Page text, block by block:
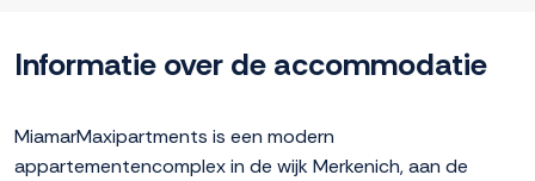
Informatie over de accommodatie
MiamarMaxipartments is een modern
appartementencomplex in de wijk Merkenich, aan de